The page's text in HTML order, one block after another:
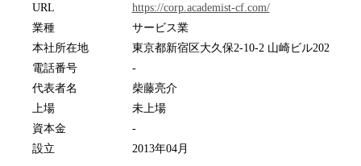
URL
https://corp.academist-cf.com/
業種
サービス業
本社所在地
東京都新宿区大久保2-10-2 山崎ビル202
電話番号
-
代表者名
柴藤亮介
上場
未上場
資本金
-
設立
2013年04月